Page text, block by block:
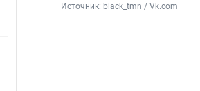
Источник: black_tmn / Vk.com